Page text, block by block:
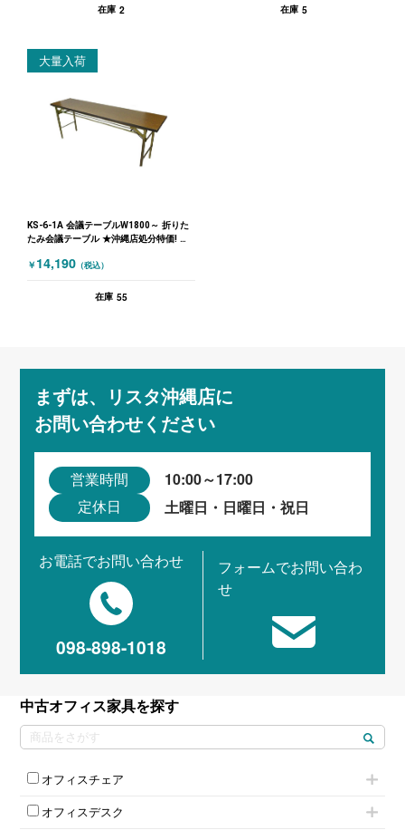
在庫 2 在庫 5
大量入荷
KS-6-1A 会議テーブルW1800～ 折りた
たみ会議テーブル ★沖縄店処分特価! 木
￥ 14,190 （税込）
在庫 55
まずは、リスタ沖縄店に
お問い合わせください
営業時間 10:00～17:00
定休日 土曜日・日曜日・祝日
お電話でお問い合わせ
098-898-1018
フォームでお問い合わ
せ
中古オフィス家具を探す
オフィスチェア
肘無しチェア
オフィスデスク